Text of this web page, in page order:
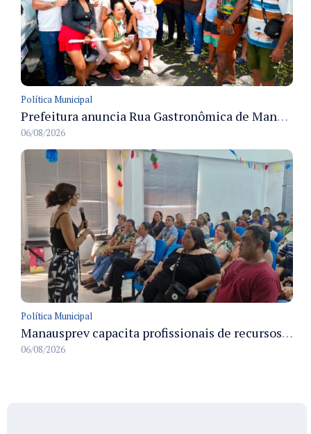
Política Municipal
Prefeitura anuncia Rua Gastronômica de Manaus e garante alternativas para 54 ambulantes cadastrados
06/08/2026
Política Municipal
Manausprev capacita profissionais de recursos humanos para agilizar concessão de aposentadorias no município
06/08/2026